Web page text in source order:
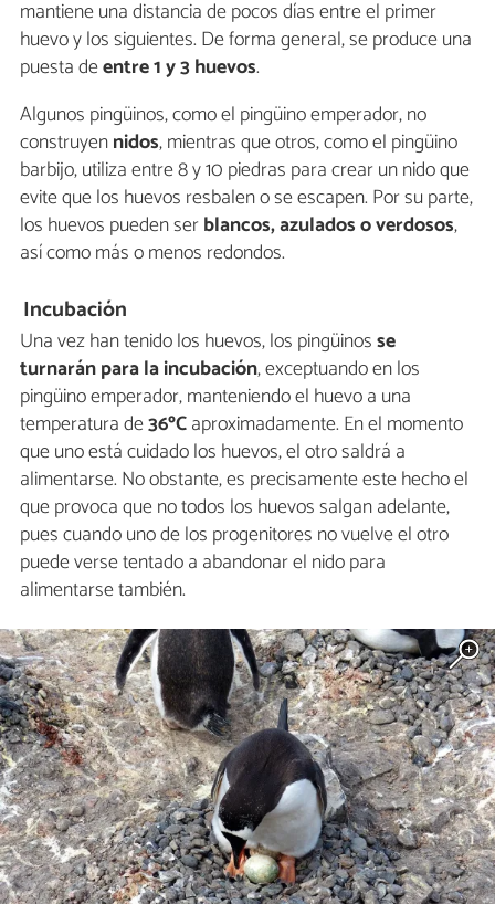
mantiene una distancia de pocos días entre el primer
huevo y los siguientes. De forma general, se produce una
puesta deentre 1 y 3 huevos.
Algunos pingüinos, como el pingüino emperador, no
construyennidos, mientras que otros, como el pingüino
barbijo, utiliza entre 8 y 10 piedras para crear un nido que
evite que los huevos resbalen o se escapen. Por su parte,
los huevos pueden serblancos, azulados o verdosos,
así como más o menos redondos.
Incubación
Una vez han tenido los huevos, los pingüinosse
turnarán para la incubación, exceptuando en los
pingüino emperador, manteniendo el huevo a una
temperatura de36ºCaproximadamente. En el momento
que uno está cuidado los huevos, el otro saldrá a
alimentarse. No obstante, es precisamente este hecho el
que provoca que no todos los huevos salgan adelante,
pues cuando uno de los progenitores no vuelve el otro
puede verse tentado a abandonar el nido para
alimentarse también.